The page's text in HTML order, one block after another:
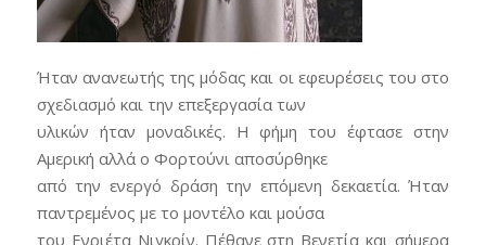
Ήταν ανανεωτής της μόδας και οι εφευρέσεις του στο
σχεδιασμό και την επεξεργασία των
υλικών ήταν μοναδικές. Η φήμη του έφτασε στην
Αμερική αλλά ο Φορτούνι αποσύρθηκε
από την ενεργό δράση την επόμενη δεκαετία. Ήταν
παντρεμένος με το μοντέλο και μούσα
του Ενριέτα Νιγκρίν. Πέθανε στη Βενετία και σήμερα